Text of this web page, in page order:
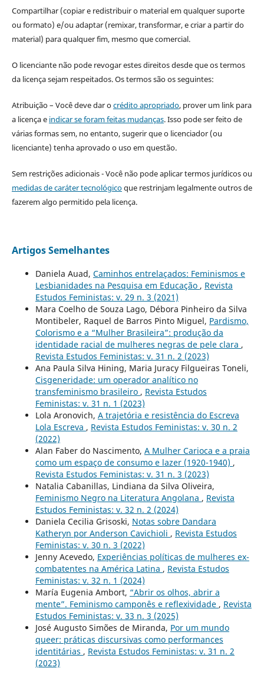
Compartilhar (copiar e redistribuir o material em qualquer suporte
ou formato) e/ou adaptar (remixar, transformar, e criar a partir do
material) para qualquer fim, mesmo que comercial.
O licenciante não pode revogar estes direitos desde que os termos
da licença sejam respeitados. Os termos são os seguintes:
Atribuição – Você deve dar ocrédito apropriado, prover um link para
a licença e indicar se foram feitas mudanças. Isso pode ser feito de
várias formas sem, no entanto, sugerir que o licenciador (ou
licenciante) tenha aprovado o uso em questão.
Sem restrições adicionais - Você não pode aplicar termos jurídicos ou
medidas de caráter tecnológicoque restrinjam legalmente outros de
fazerem algo permitido pela licença.
Artigos Semelhantes
Daniela Auad, Caminhos entrelaçados: Feminismos e
Lesbianidades na Pesquisa em Educação , Revista
Estudos Feministas: v. 29 n. 3 (2021)
Mara Coelho de Souza Lago, Débora Pinheiro da Silva
Montibeler, Raquel de Barros Pinto Miguel, Pardismo,
Colorismo e a “Mulher Brasileira”: produção da
identidade racial de mulheres negras de pele clara ,
Revista Estudos Feministas: v. 31 n. 2 (2023)
Ana Paula Silva Hining, Maria Juracy Filgueiras Toneli,
Cisgeneridade: um operador analítico no
transfeminismo brasileiro , Revista Estudos
Feministas: v. 31 n. 1 (2023)
Lola Aronovich, A trajetória e resistência do Escreva
Lola Escreva , Revista Estudos Feministas: v. 30 n. 2
(2022)
Alan Faber do Nascimento, A Mulher Carioca e a praia
como um espaço de consumo e lazer (1920-1940) ,
Revista Estudos Feministas: v. 31 n. 3 (2023)
Natalia Cabanillas, Lindiana da Silva Oliveira,
Feminismo Negro na Literatura Angolana , Revista
Estudos Feministas: v. 32 n. 2 (2024)
Daniela Cecilia Grisoski, Notas sobre Dandara
Katheryn por Anderson Cavichioli , Revista Estudos
Feministas: v. 30 n. 3 (2022)
Jenny Acevedo, Experiências políticas de mulheres ex-
combatentes na América Latina , Revista Estudos
Feministas: v. 32 n. 1 (2024)
María Eugenia Ambort, “Abrir os olhos, abrir a
mente”. Feminismo camponês e reflexividade , Revista
Estudos Feministas: v. 33 n. 3 (2025)
José Augusto Simões de Miranda, Por um mundo
queer: práticas discursivas como performances
identitárias , Revista Estudos Feministas: v. 31 n. 2
(2023)